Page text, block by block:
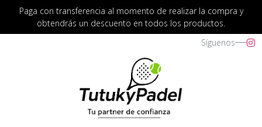
Paga con transferencia al momento de realizar la compra y
obtendrás un descuento en todos los productos.
Síguenos